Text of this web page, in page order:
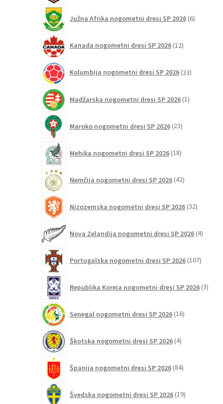
Južna Afrika nogometni dresi SP 2026 6izdelkov
Kanada nogometni dresi SP 2026 12izdelkov
Kolumbija nogometni dresi SP 2026 33izdelkov
Madžarska nogometni dresi SP 2026 1izdelek
Maroko nogometni dresi SP 2026 23izdelkov
Mehika nogometni dresi SP 2026 18izdelkov
Nemčija nogometni dresi SP 2026 42izdelkov
Nizozemska nogometni dresi SP 2026 32izdelkov
Nova Zelandija nogometni dresi SP 2026 4izdelki
Portugalska nogometni dresi SP 2026 107
Republika Koreja nogometni dresi SP 2026 3
Senegal nogometni dresi SP 2026 16izdelkov
Škotska nogometni dresi SP 2026 4izdelki
Španija nogometni dresi SP 2026 84izdelkov
Švedska nogometni dresi SP 2026 19izdelkov